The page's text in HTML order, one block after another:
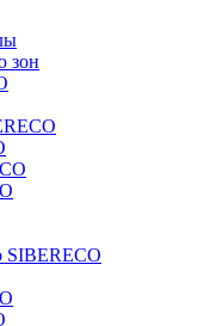
зон
SIBERECO